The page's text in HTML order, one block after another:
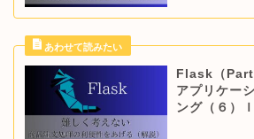
Flask（
アプリケー
ング（６）